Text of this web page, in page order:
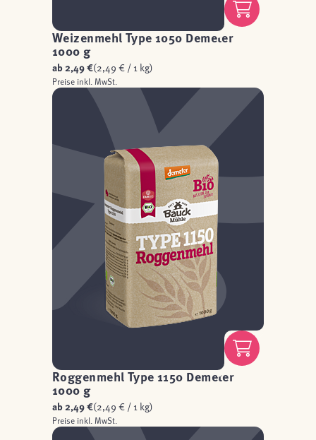
Weizenmehl Type 1050 Demeter
1000 g
ab 2,49 €(2,49 € / 1 kg)
Preise inkl. MwSt.
Roggenmehl Type 1150 Demeter
1000 g
ab 2,49 €(2,49 € / 1 kg)
Preise inkl. MwSt.